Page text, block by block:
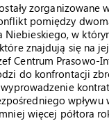
zorganizowane
pomiędzy
Niebieskiego, w
znajdują się na
Centrum Prasowo-
do konfrontacji
wpływu
więcej półtora